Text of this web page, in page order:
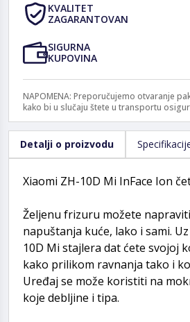
KVALITET
ZAGARANTOVAN
SIGURNA
KUPOVINA
NAPOMENA: Preporučujemo otvaranje
kako bi u slučaju štete u transportu
Detalji o proizvodu
Xiaomi ZH-10D Mi InFace Ion
Željenu frizuru možete
napuštanja kuće, lako i sami.
10D Mi stajlera dat ćete svojoj
kako prilikom ravnanja tako i
Uređaj se može koristiti na
koje debljine i tipa.